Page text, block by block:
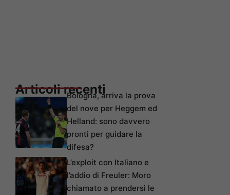
Articoli recentiBologna, arriva la prova
del nove per Heggem ed
Helland: sono davvero
pronti per guidare la
difesa?
L’exploit con Italiano e
l’addio di Freuler: Moro
chiamato a prendersi le